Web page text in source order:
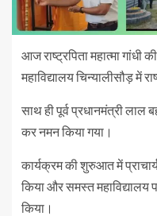
आज राष्ट्रपिता महात्मा
महाविद्यालय चिन्यालीसौड़ में
साथ ही पूर्व प्रधानमंत्री लाल
कर नमन किया गया।
कार्यक्रम की शुरुआत में
किया और समस्त महाविद्यालय
किया।